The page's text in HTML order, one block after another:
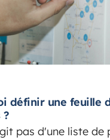
définir une feuille
?
pas d'une liste de